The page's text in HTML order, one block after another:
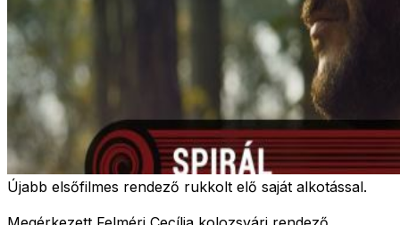
Újabb elsőfilmes rendező rukkolt elő saját alkotással.